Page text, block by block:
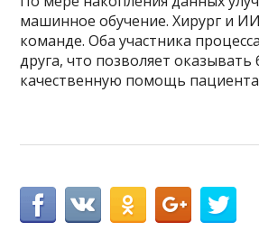
машинное обучение. Хирург и
команде. Оба участника
друга, что позволяет оказывать
качественную помощь